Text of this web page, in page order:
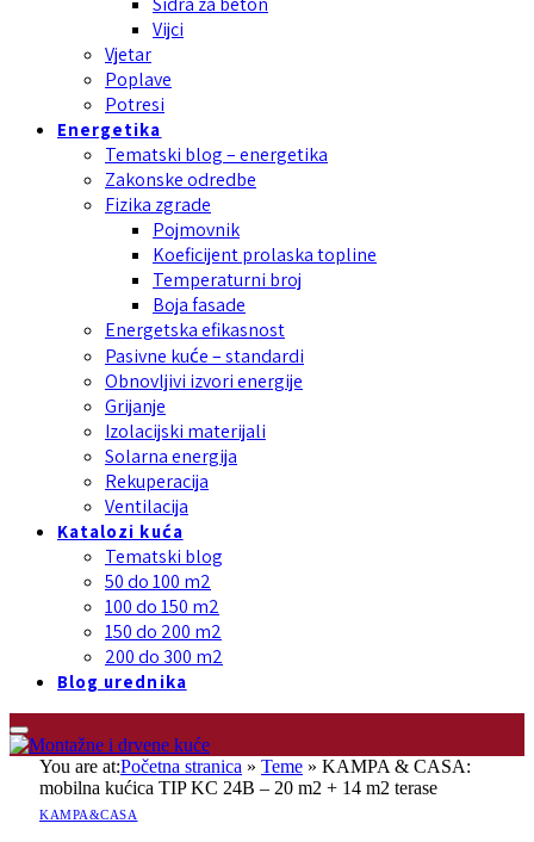
Vijci
Vjetar
Poplave
Potresi
Energetika
Tematski blog – energetika
Zakonske odredbe
Fizika zgrade
Pojmovnik
Koeficijent prolaska topline
Temperaturni broj
Boja fasade
Energetska efikasnost
Pasivne kuće – standardi
Obnovljivi izvori energije
Grijanje
Izolacijski materijali
Solarna energija
Rekuperacija
Ventilacija
Katalozi kuća
Tematski blog
50 do 100 m2
100 do 150 m2
150 do 200 m2
200 do 300 m2
Blog urednika
You are at:Početna stranica » Teme » KAMPA & CASA:
mobilna kućica TIP KC 24B – 20 m2 + 14 m2 terase
KAMPA&CASA